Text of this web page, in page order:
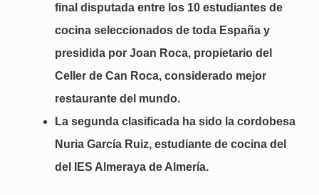
final disputada entre los 10 estudiantes de
cocina seleccionados de toda España y
presidida por Joan Roca, propietario del
Celler de Can Roca, considerado mejor
restaurante del mundo.
La segunda clasificada ha sido la cordobesa
Nuria García Ruiz, estudiante de cocina del
del IES Almeraya de Almería.